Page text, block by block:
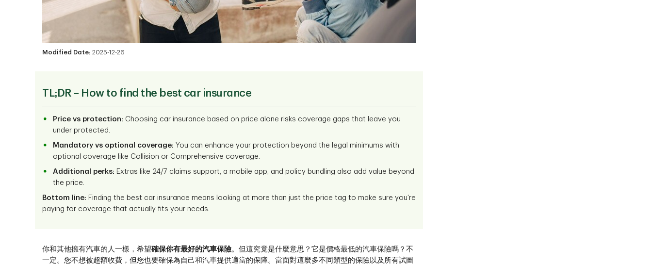
Modified Date: 2025-12-26
TL;DR – How to find the best car insurance
Price vs protection: Choosing car insurance based on price alone risks coverage gaps that leave you
under protected.
Mandatory vs optional coverage: You can enhance your protection beyond the legal minimums with
optional coverage like Collision or Comprehensive coverage.
Additional perks: Extras like 24/7 claims support, a mobile app, and policy bundling also add value beyond
the price.
Bottom line: Finding the best car insurance means looking at more than just the price tag to make sure you're
paying for coverage that actually fits your needs.
你和其他擁有汽車的人一樣，希望確保你有最好的汽車保險。但這究竟是什麼意思？它是價格最低的汽車保險嗎？不
一定。您不想被超額收費，但您也要確保為自己和汽車提供適當的保障。當面對這麼多不同類型的保險以及所有試圖